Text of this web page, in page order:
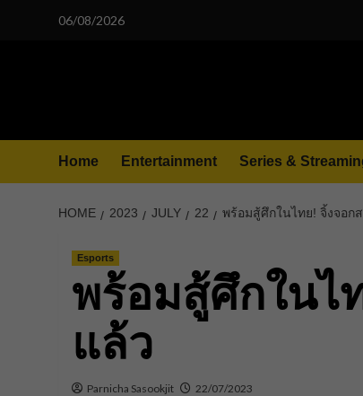
06/08/2026
Home Entertainment Series &
HOME 2023 JULY 22 พร้อมสู้ศึกในไทย! จิ้งจอก
Esports
พร้อมสู้ศึกในไ
แล้ว
Parnicha Sasookjit 22/07/2023